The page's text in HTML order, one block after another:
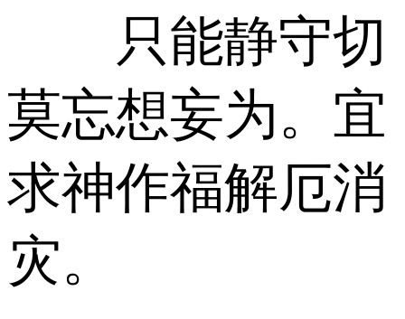
只能静守切
莫忘想妄为。宜
求神作福解厄消
灾。